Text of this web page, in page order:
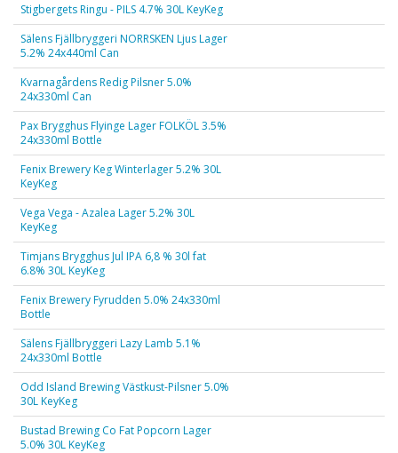
Stigbergets Ringu - PILS 4.7% 30L KeyKeg
Sälens Fjällbryggeri NORRSKEN Ljus Lager
5.2% 24x440ml Can
Kvarnagårdens Redig Pilsner 5.0%
24x330ml Can
Pax Brygghus Flyinge Lager FOLKÖL 3.5%
24x330ml Bottle
Fenix Brewery Keg Winterlager 5.2% 30L
KeyKeg
Vega Vega - Azalea Lager 5.2% 30L
KeyKeg
Timjans Brygghus Jul IPA 6,8 % 30l fat
6.8% 30L KeyKeg
Fenix Brewery Fyrudden 5.0% 24x330ml
Bottle
Sälens Fjällbryggeri Lazy Lamb 5.1%
24x330ml Bottle
Odd Island Brewing Västkust-Pilsner 5.0%
30L KeyKeg
Bustad Brewing Co Fat Popcorn Lager
5.0% 30L KeyKeg